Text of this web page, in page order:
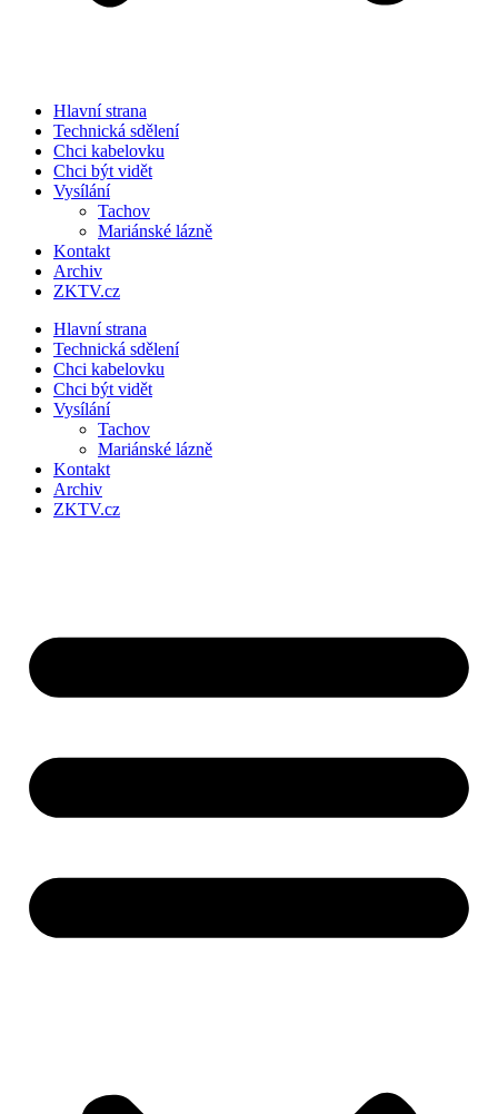
Hlavní strana
Technická sdělení
Chci kabelovku
Chci být vidět
Vysílání
Tachov
Mariánské lázně
Kontakt
Archiv
ZKTV.cz
Hlavní strana
Technická sdělení
Chci kabelovku
Chci být vidět
Vysílání
Tachov
Mariánské lázně
Kontakt
Archiv
ZKTV.cz